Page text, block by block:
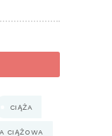
CIĄŻA
CIĄŻOWA